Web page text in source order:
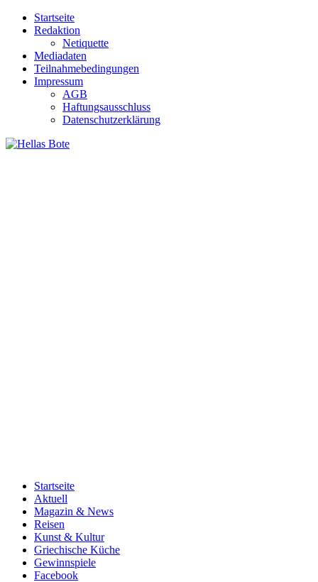
Zum
Inhalt
Startseite
Redaktion
Netiquette
Mediadaten
Teilnahmebedingungen
Impressum
AGB
Haftungsausschluss
Datenschutzerklärung
Startseite
Aktuell
Magazin & News
Reisen
Kunst & Kultur
Griechische Küche
Gewinnspiele
Facebook